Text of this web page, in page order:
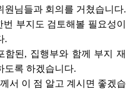
원님들과 회의를 거쳤습니다.
부지도 검토해볼 필요성이
.
함된, 집행부와 함께 부지 재
도록 하겠습니다.
서 이 점 알고 계시면 좋겠습